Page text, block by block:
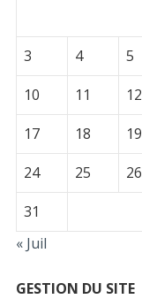
3
4 5
10
11 12
17
18 19
24
25 26
31
« Juil
GESTION DU SITE